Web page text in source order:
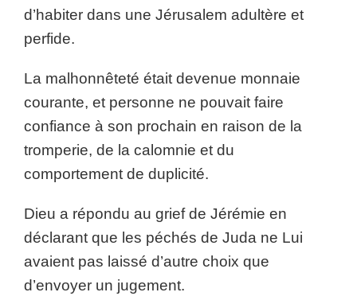
d’habiter dans une Jérusalem adultère et
perfide.
La malhonnêteté était devenue monnaie
courante, et personne ne pouvait faire
confiance à son prochain en raison de la
tromperie, de la calomnie et du
comportement de duplicité.
Dieu a répondu au grief de Jérémie en
déclarant que les péchés de Juda ne Lui
avaient pas laissé d’autre choix que
d’envoyer un jugement.